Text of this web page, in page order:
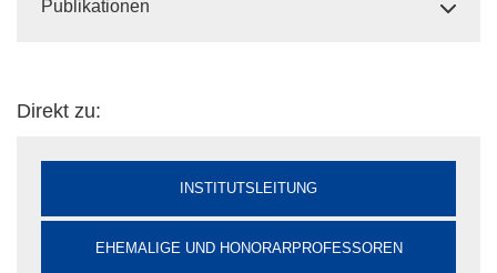
Publikationen
Direkt zu:
INSTITUTSLEITUNG
EHEMALIGE UND HONORARPROFESSOREN